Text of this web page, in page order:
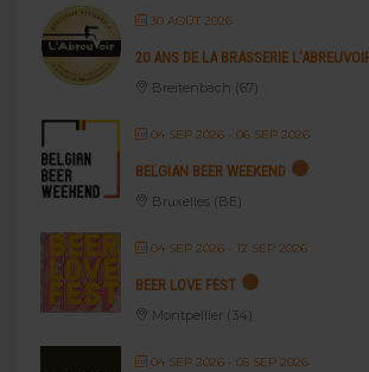
30 AOÛT 2026
20 ANS DE LA BRASSERIE
Breitenbach (67)
04 SEP 2026- 06 SEP 2026
BELGIAN BEER WEEKEND
Bruxelles (BE)
04 SEP 2026- 12 SEP 2026
BEER LOVE FEST
Montpellier (34)
04 SEP 2026- 05 SEP 2026